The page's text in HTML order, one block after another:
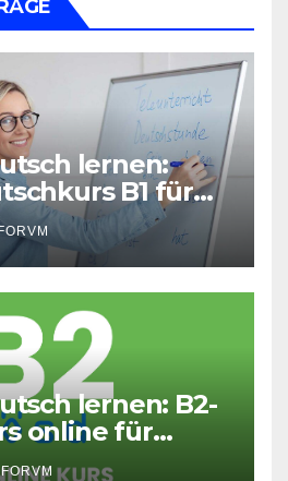
lernen:
B1 für
FORVM
lernen: B2-
online für